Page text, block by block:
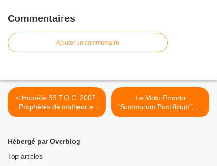
Commentaires
Ajouter un commentaire
< Homélie 33 T.O.C. 2007:
Prophètes de malheur et
faux prophètes (Lc 21, 5-
Le Motu Proprio
"Summorum Pontificum", un
signe pour l'Église tout
Hébergé par Overblog
Top articles